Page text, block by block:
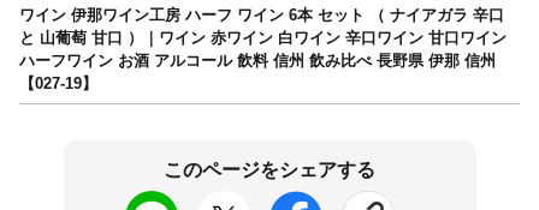
ワイン 伊那ワイン工房 ハーフ ワイン 6本 セット （ ナイアガラ 辛口
と 山葡萄 甘口 ）｜ワイン 赤ワイン 白ワイン 辛口ワイン 甘口ワイン
ハーフワイン お酒 アルコール 飲料 信州 飲み比べ 長野県 伊那 信州
【027-19】
このページをシェアする